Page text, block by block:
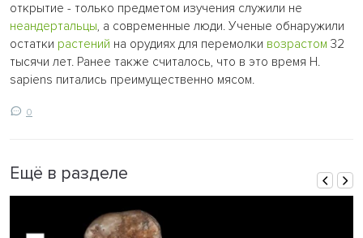
открытие - только предметом изучения служили не
неандертальцы, а современные люди. Ученые обнаружили
остатки растений на орудиях для перемолки возрастом 32
тысячи лет. Ранее также считалось, что в это время H.
sapiens питались преимущественно мясом.
0
Ещё в разделе